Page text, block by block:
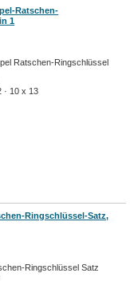
Ratschen-
1
Ratschen-Ringschlüssel
· 10 x 13
Ringschlüssel-Satz,
Ringschlüssel Satz